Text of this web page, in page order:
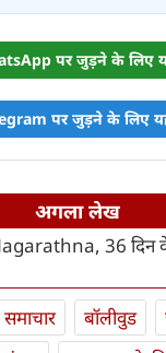
पर जुड़ने के लिए
पर जुड़ने के लिए
अगला लेख
36 दिन
समाचार बॉलीवुड